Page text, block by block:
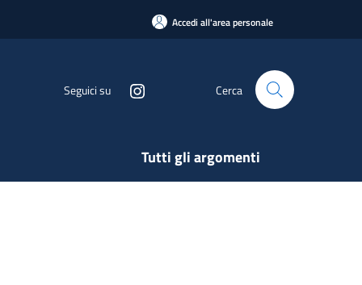
Accedi all'area personale
Seguici su Cerca
Tutti gli argomenti